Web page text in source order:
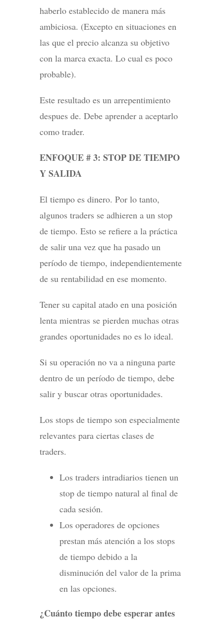
haberlo establecido de manera más
ambiciosa. (Excepto en situaciones en
las que el precio alcanza su objetivo
con la marca exacta. Lo cual es poco
probable).
Este resultado es un arrepentimiento
despues de. Debe aprender a aceptarlo
como trader.
ENFOQUE # 3: STOP DE TIEMPO
Y SALIDA
El tiempo es dinero. Por lo tanto,
algunos traders se adhieren a un stop
de tiempo. Esto se refiere a la práctica
de salir una vez que ha pasado un
período de tiempo, independientemente
de su rentabilidad en ese momento.
Tener su capital atado en una posición
lenta mientras se pierden muchas otras
grandes oportunidades no es lo ideal.
Si su operación no va a ninguna parte
dentro de un período de tiempo, debe
salir y buscar otras oportunidades.
Los stops de tiempo son especialmente
relevantes para ciertas clases de
traders.
Los traders intradiarios tienen un
stop de tiempo natural al final de
cada sesión.
Los operadores de opciones
prestan más atención a los stops
de tiempo debido a la
disminución del valor de la prima
en las opciones.
¿Cuánto tiempo debe esperar antes